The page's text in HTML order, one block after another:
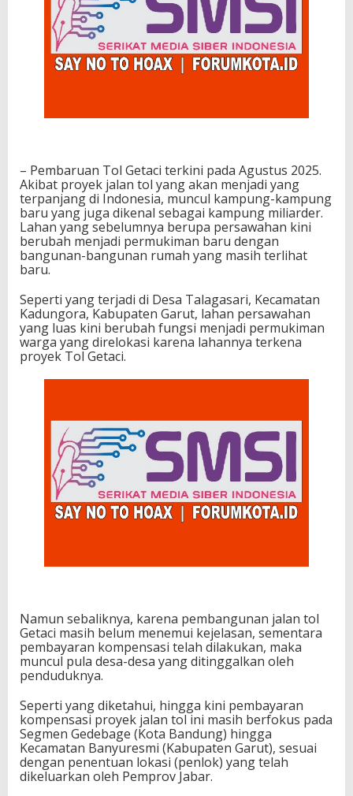
– Pembaruan Tol Getaci terkini pada Agustus 2025.
Akibat proyek jalan tol yang akan menjadi yang
terpanjang di Indonesia, muncul kampung-kampung
baru yang juga dikenal sebagai kampung miliarder.
Lahan yang sebelumnya berupa persawahan kini
berubah menjadi permukiman baru dengan
bangunan-bangunan rumah yang masih terlihat
baru.
Seperti yang terjadi di Desa Talagasari, Kecamatan
Kadungora, Kabupaten Garut, lahan persawahan
yang luas kini berubah fungsi menjadi permukiman
warga yang direlokasi karena lahannya terkena
proyek Tol Getaci.
Namun sebaliknya, karena pembangunan jalan tol
Getaci masih belum menemui kejelasan, sementara
pembayaran kompensasi telah dilakukan, maka
muncul pula desa-desa yang ditinggalkan oleh
penduduknya.
Seperti yang diketahui, hingga kini pembayaran
kompensasi proyek jalan tol ini masih berfokus pada
Segmen Gedebage (Kota Bandung) hingga
Kecamatan Banyuresmi (Kabupaten Garut), sesuai
dengan penentuan lokasi (penlok) yang telah
dikeluarkan oleh Pemprov Jabar.